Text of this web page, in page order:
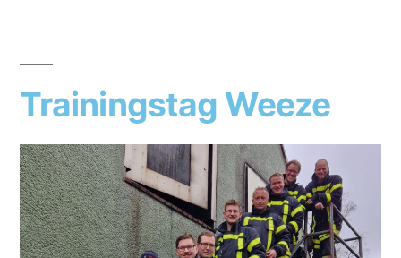
Trainingstag Weeze